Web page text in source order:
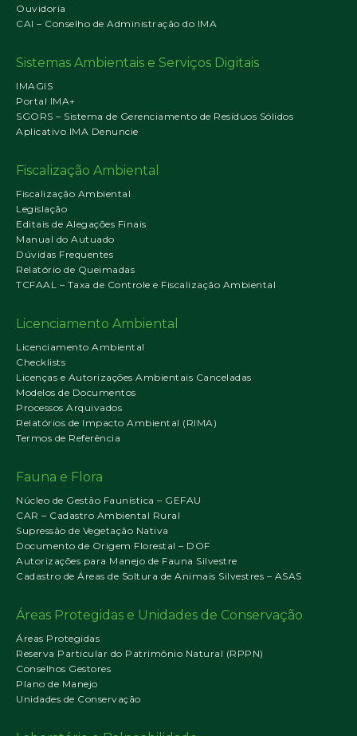
Ouvidoria
CAI – Conselho de Administração do IMA
Sistemas Ambientais e Serviços Digitais
IMAGIS
Portal IMA+
SGORS – Sistema de Gerenciamento de Resíduos Sólidos
Aplicativo IMA Denuncie
Fiscalização Ambiental
Fiscalização Ambiental
Legislação
Editais de Alegações Finais
Manual do Autuado
Dúvidas Frequentes
Relatório de Queimadas
TCFAAL – Taxa de Controle e Fiscalização Ambiental
Licenciamento Ambiental
Licenciamento Ambiental
Checklists
Licenças e Autorizações Ambientais Canceladas
Modelos de Documentos
Processos Arquivados
Relatórios de Impacto Ambiental (RIMA)
Termos de Referência
Fauna e Flora
Núcleo de Gestão Faunística – GEFAU
CAR – Cadastro Ambiental Rural
Supressão de Vegetação Nativa
Documento de Origem Florestal – DOF
Autorizações para Manejo de Fauna Silvestre
Cadastro de Áreas de Soltura de Animais Silvestres – ASAS
Áreas Protegidas e Unidades de Conservação
Áreas Protegidas
Reserva Particular do Patrimônio Natural (RPPN)
Conselhos Gestores
Plano de Manejo
Unidades de Conservação